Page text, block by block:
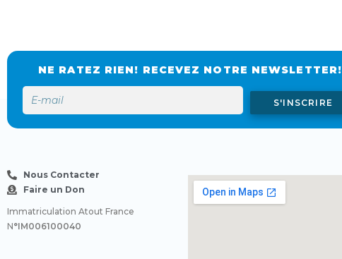
NE RATEZ RIEN! RECEVEZ NOTRE NEWSLETTER!
S'INSCRIRE
Nous Contacter
Faire un Don
Immatriculation Atout France
N°IM006100040